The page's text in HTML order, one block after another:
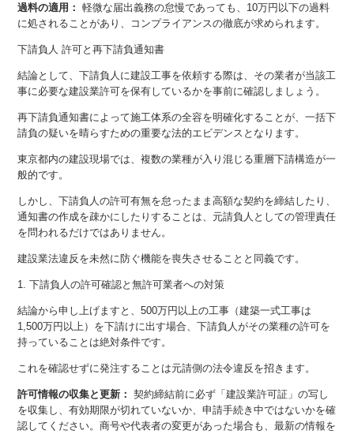
過料の適用： 軽微な届出義務の怠慢であっても、10万円以下の過料
に処されることがあり、コンプライアンスの徹底が求められます。
下請負人 許可と再下請負通知書
結論として、下請負人に建設工事を依頼する際は、その業者が当該工
事に必要な建設業許可を保有しているかを事前に確認しましょう。
再下請負通知書によって施工体系の全容を明確化することが、一括下
請負の疑いを晴らすための重要な法的エビデンスとなります。
東京都内の建設現場では、複数の業種が入り混じる重層下請構造が一
般的です。
しかし、下請負人の許可有無を怠ったまま高額な契約を締結したり、
通知書の作成を疎かにしたりすることは、元請負人としての管理責任
を問われるだけではありません。
建設業法違反を未然に防ぐ機能を喪失させることと同義です。
1. 下請負人の許可確認と無許可業者への対策
結論から申し上げますと、500万円以上の工事（建築一式工事は
1,500万円以上）を下請けに出す場合、下請負人がその業種の許可を
持っていることは絶対条件です。
これを確認せずに発注することは元請側の法令違反を招きます。
許可情報の収集と更新： 契約締結前に必ず「建設業許可証」の写し
を収集し、有効期限が切れていないか、申請手続き中ではないかを確
認してください。商号や代表者の変更があった場合も、最新の情報を